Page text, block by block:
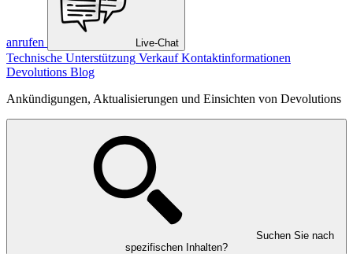
anrufen Live-Chat
Technische Unterstützung Verkauf Kontaktinformationen
Devolutions Blog
Ankündigungen, Aktualisierungen und Einsichten von Devolutions
Suchen Sie nach
spezifischen Inhalten?